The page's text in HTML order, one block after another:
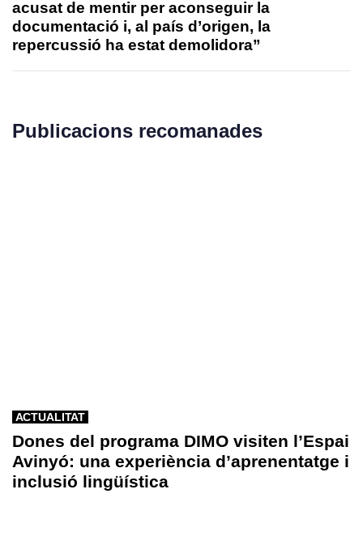
acusat de mentir per aconseguir la
documentació i, al país d’origen, la
repercussió ha estat demolidora”
Publicacions recomanades
ACTUALITAT
Dones del programa DIMO visiten l’Espai
Avinyó: una experiència d’aprenentatge i
inclusió lingüística